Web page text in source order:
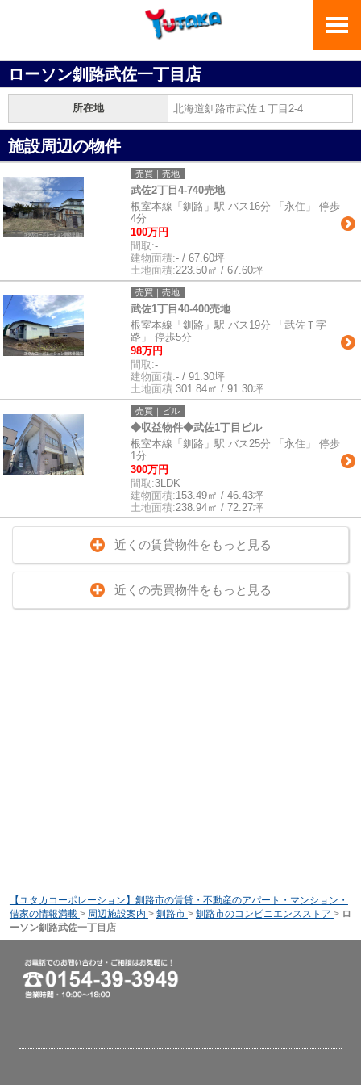
ローソン釧路武佐一丁目店
所在地 北海道釧路市武佐１丁目2-4
施設周辺の物件
売買｜売地
武佐2丁目4-740売地
根室本線「釧路」駅 バス16分 「永住」 停歩
4分
100万円
間取:-
建物面積:- / 67.60坪
土地面積:223.50㎡ / 67.60坪
売買｜売地
武佐1丁目40-400売地
根室本線「釧路」駅 バス19分 「武佐Ｔ字
路」 停歩5分
98万円
間取:-
建物面積:- / 91.30坪
土地面積:301.84㎡ / 91.30坪
売買｜ビル
◆収益物件◆武佐1丁目ビル
根室本線「釧路」駅 バス25分 「永住」 停歩
1分
300万円
間取:3LDK
建物面積:153.49㎡ / 46.43坪
土地面積:238.94㎡ / 72.27坪
近くの賃貸物件をもっと見る
近くの売買物件をもっと見る
【ユタカコーポレーション】釧路市の賃貸・不動産のアパート・マンション・
借家の情報満載 > 周辺施設案内 > 釧路市 > 釧路市のコンビニエンスストア > ロ
ーソン釧路武佐一丁目店